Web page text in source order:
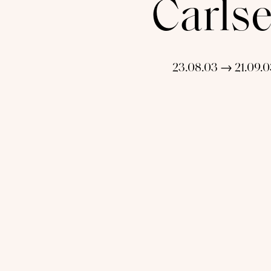
23.08.03 →